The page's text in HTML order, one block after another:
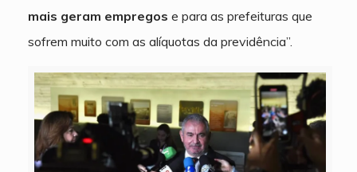
mais geram empregos e para as prefeituras que
sofrem muito com as alíquotas da previdência”.